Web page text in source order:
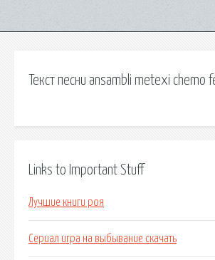
Текст песни ansambli metexi chemo
Links to Important Stuff
Лучшие книги роя
Сериал игра на выбывание скачать